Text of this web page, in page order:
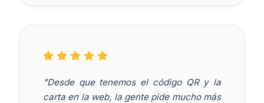
"Desde que tenemos el código QR y la
carta en la web, la gente pide mucho más